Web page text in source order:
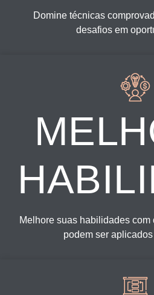
Domine técnicas
desafios em
Melhore suas habilidades
podem ser